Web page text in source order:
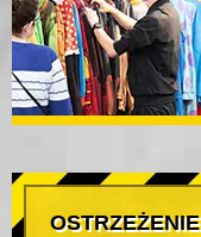
OSTRZEŻENIE